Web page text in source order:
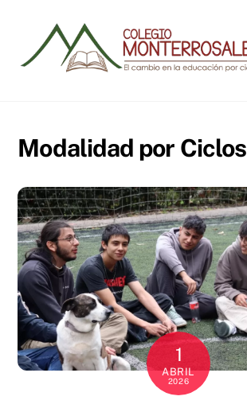
content
Modalidad por Ciclos
1
ABRIL
2026